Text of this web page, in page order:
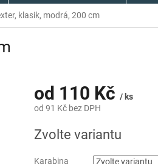
klasik, modrá, 200 cm
od 110 Kč / ks
od 91 Kč bez DPH
cena:
Zvolte variantu
Karabina